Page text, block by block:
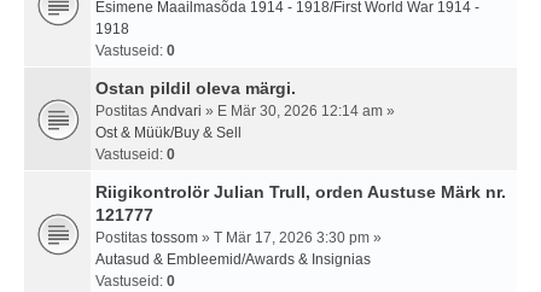
Esimene Maailmasõda 1914 - 1918/First World War 1914 -
1918
Vastuseid: 0
Ostan pildil oleva märgi.
Postitas Andvari » E Mär 30, 2026 12:14 am »
Ost & Müük/Buy & Sell
Vastuseid: 0
Riigikontrolör Julian Trull, orden Austuse Märk nr.
121777
Postitas tossom » T Mär 17, 2026 3:30 pm »
Autasud & Embleemid/Awards & Insignias
Vastuseid: 0